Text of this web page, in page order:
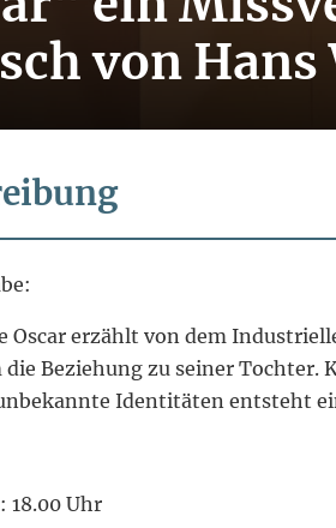
von Hans
Oscar erzählt von dem
Beziehung zu seiner Tochter.
Identitäten entsteht
18.00 Uhr